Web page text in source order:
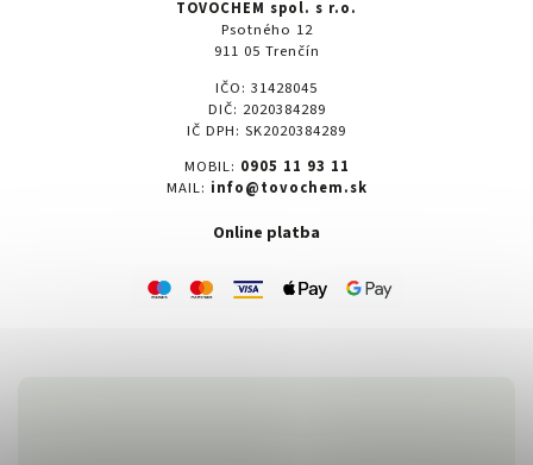
TOVOCHEM spol. s r.o.
Psotného 12
911 05 Trenčín
IČO: 31428045
DIČ: 2020384289
IČ DPH: SK2020384289
MOBIL: 0905 11 93 11
MAIL: info@tovochem.sk
Online platba